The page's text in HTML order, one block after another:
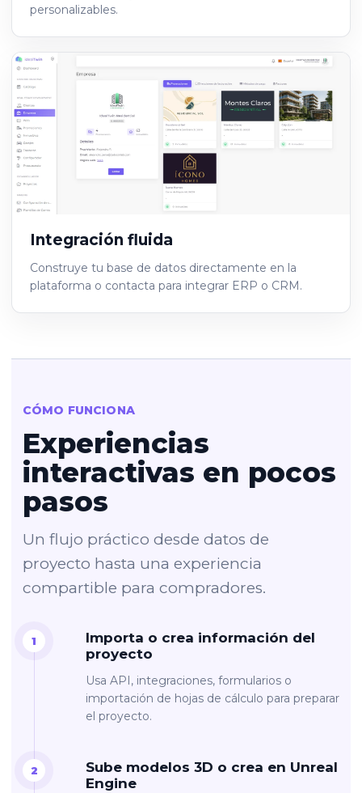
personalizables.
Integración fluida
Construye tu base de datos directamente en la
plataforma o contacta para integrar ERP o CRM.
CÓMO FUNCIONA
Experiencias
interactivas en pocos
pasos
Un flujo práctico desde datos de
proyecto hasta una experiencia
compartible para compradores.
Importa o crea información del
proyecto
Usa API, integraciones, formularios o
importación de hojas de cálculo para preparar
el proyecto.
Sube modelos 3D o crea en Unreal
Engine